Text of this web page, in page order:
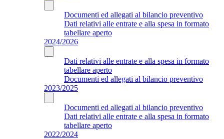
Documenti ed allegati al bilancio preventivo
Dati relativi alle entrate e alla spesa in formato
tabellare aperto
2024/2026
Dati relativi alle entrate e alla spesa in formato
tabellare aperto
Documenti ed allegati al bilancio preventivo
2023/2025
Documenti ed allegati al bilancio preventivo
Dati relativi alle entrate e alla spesa in formato
tabellare aperto
2022/2024